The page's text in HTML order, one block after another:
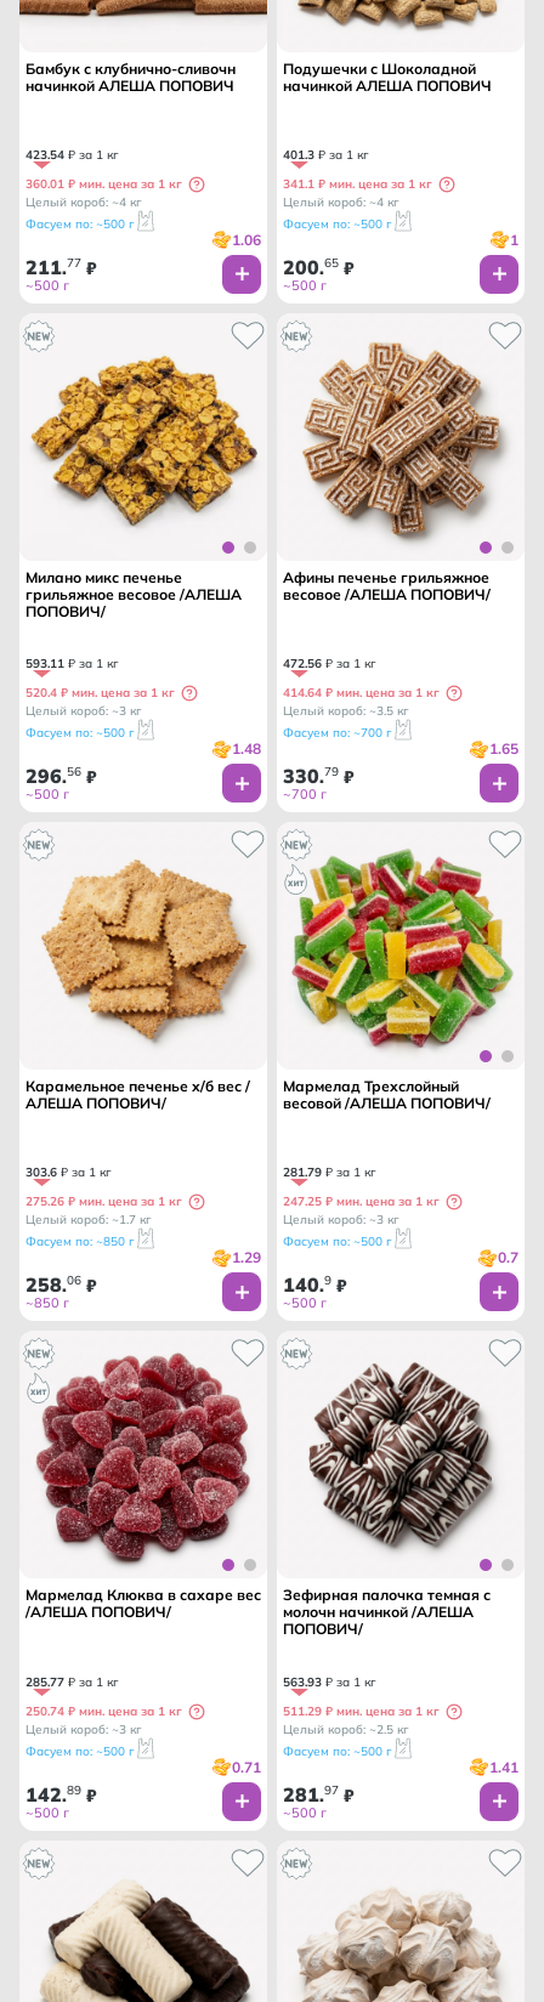
Бамбук с клубнично-сливочн
начинкой АЛЕША ПОПОВИЧ
423.54 ₽ за 1 кг
360.01 ₽ мин. цена за 1 кг
Целый короб: ~4 кг
Фасуем по: ~500 г
1.06
211.77 ₽
~500 г
Подушечки с Шоколадной
начинкой АЛЕША ПОПОВИЧ
401.3 ₽ за 1 кг
341.1 ₽ мин. цена за 1 кг
Целый короб: ~4 кг
Фасуем по: ~500 г
1
200.65 ₽
~500 г
Милано микс печенье
грильяжное весовое /АЛЕША
ПОПОВИЧ/
593.11 ₽ за 1 кг
520.4 ₽ мин. цена за 1 кг
Целый короб: ~3 кг
Фасуем по: ~500 г
1.48
296.56 ₽
~500 г
Афины печенье грильяжное
весовое /АЛЕША ПОПОВИЧ/
472.56 ₽ за 1 кг
414.64 ₽ мин. цена за 1 кг
Целый короб: ~3.5 кг
Фасуем по: ~700 г
1.65
330.79 ₽
~700 г
Карамельное печенье х/б вес /
АЛЕША ПОПОВИЧ/
303.6 ₽ за 1 кг
275.26 ₽ мин. цена за 1 кг
Целый короб: ~1.7 кг
Фасуем по: ~850 г
1.29
258.06 ₽
~850 г
Мармелад Трехслойный
весовой /АЛЕША ПОПОВИЧ/
281.79 ₽ за 1 кг
247.25 ₽ мин. цена за 1 кг
Целый короб: ~3 кг
Фасуем по: ~500 г
0.7
140.9 ₽
~500 г
Мармелад Клюква в сахаре вес
/АЛЕША ПОПОВИЧ/
285.77 ₽ за 1 кг
250.74 ₽ мин. цена за 1 кг
Целый короб: ~3 кг
Фасуем по: ~500 г
0.71
142.89 ₽
~500 г
Зефирная палочка темная с
молочн начинкой /АЛЕША
ПОПОВИЧ/
563.93 ₽ за 1 кг
511.29 ₽ мин. цена за 1 кг
Целый короб: ~2.5 кг
Фасуем по: ~500 г
1.41
281.97 ₽
~500 г